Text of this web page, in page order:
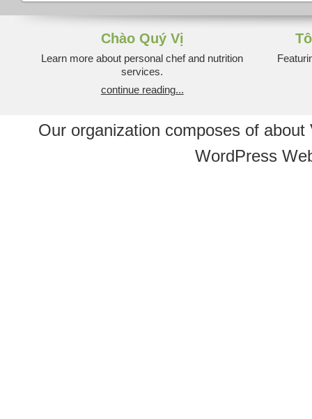
Chào Quý Vị
Learn more about personal chef and nutrition
services.
continue reading...
Our organization composes of
WordPress